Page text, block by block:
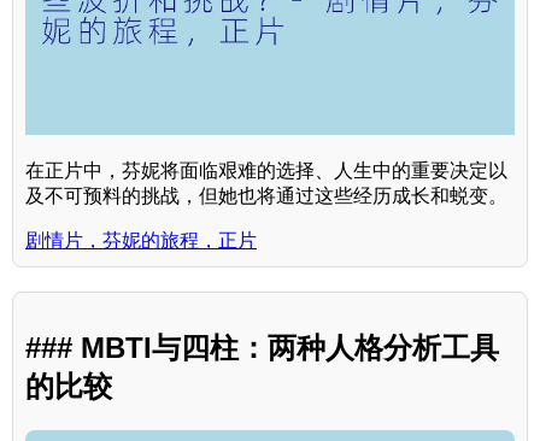
在正片中，芬妮将面临艰难的选择、人生中的重要决定以
及不可预料的挑战，但她也将通过这些经历成长和蜕变。
剧情片，芬妮的旅程，正片
### MBTI与四柱：两种人格分析工具
的比较